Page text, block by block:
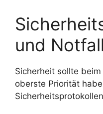
und
Sicherheit sollte
oberste Priorität